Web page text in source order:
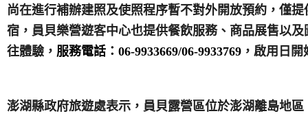
尚在進行補辦建照及使照程序暫不對外開放預約，僅
宿，員貝樂營遊客中心也提供餐飲服務、商品展售以
往體驗， 服務電話：06-9933669/06-9933769 ，啟用日
澎湖縣政府旅遊處表示，員貝露營區位於澎湖離島地